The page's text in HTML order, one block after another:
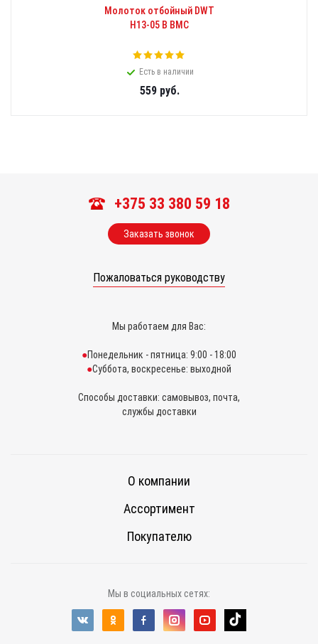
Молоток отбойный DWT
H13-05 B BMC
Есть в наличии
559руб.
+375 33 380 59 18
Заказать звонок
Пожаловаться руководству
Мы работаем для Вас:
Понедельник - пятница: 9:00 - 18:00
Суббота, воскресенье: выходной
Способы доставки: самовывоз, почта,
службы доставки
О компании
Ассортимент
Покупателю
Мы в социальных сетях: